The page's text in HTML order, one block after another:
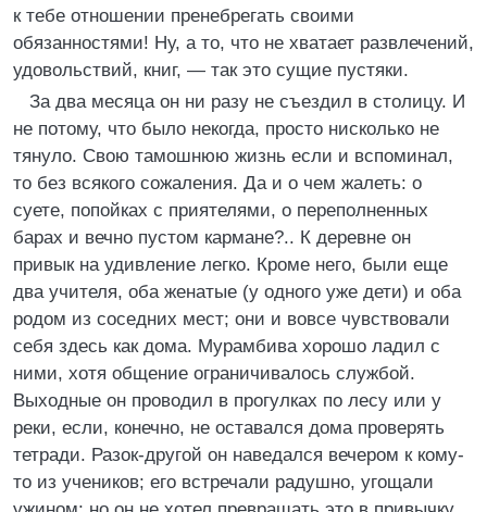
к тебе отношении пренебрегать своими
обязанностями! Ну, а то, что не хватает развлечений,
удовольствий, книг, — так это сущие пустяки.
За два месяца он ни разу не съездил в столицу. И
не потому, что было некогда, просто нисколько не
тянуло. Свою тамошнюю жизнь если и вспоминал,
то без всякого сожаления. Да и о чем жалеть: о
суете, попойках с приятелями, о переполненных
барах и вечно пустом кармане?.. К деревне он
привык на удивление легко. Кроме него, были еще
два учителя, оба женатые (у одного уже дети) и оба
родом из соседних мест; они и вовсе чувствовали
себя здесь как дома. Мурамбива хорошо ладил с
ними, хотя общение ограничивалось службой.
Выходные он проводил в прогулках по лесу или у
реки, если, конечно, не оставался дома проверять
тетради. Разок-другой он наведался вечером к кому-
то из учеников; его встречали радушно, угощали